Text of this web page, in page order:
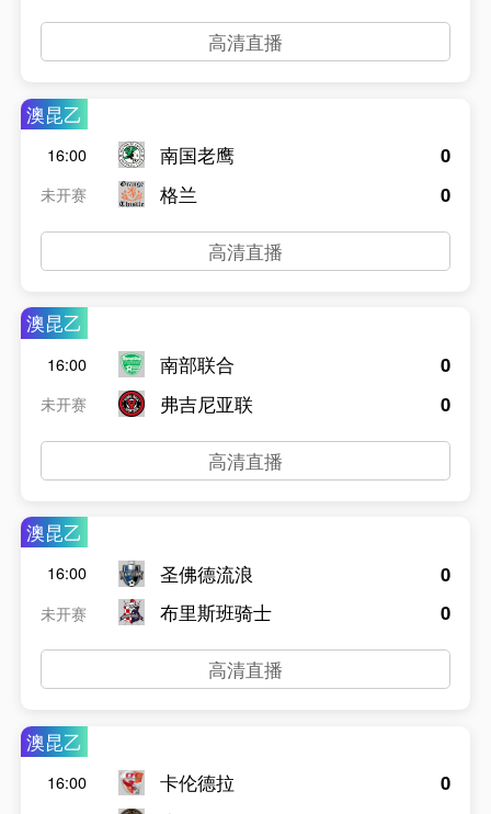
高清直播
澳昆乙
16:00
未开赛
南国老鹰
格兰
0
0
高清直播
澳昆乙
16:00
未开赛
南部联合
弗吉尼亚联
0
0
高清直播
澳昆乙
16:00
未开赛
圣佛德流浪
布里斯班骑士
0
0
高清直播
澳昆乙
16:00
卡伦德拉
0